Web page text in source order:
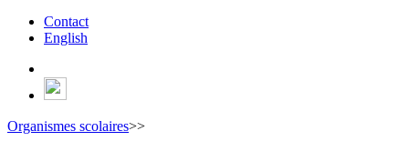
Contact
English
Organismes scolaires>>